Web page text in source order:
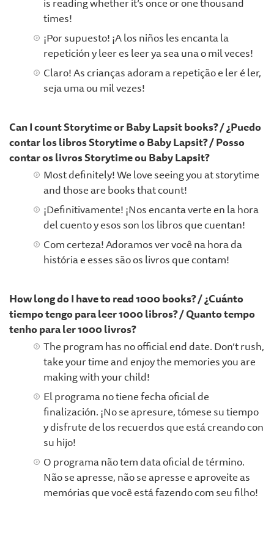
times!
¡Por supuesto! ¡A los niños les encanta la
repetición y leer es leer ya sea una o mil veces!
Claro! As crianças adoram a repetição e ler é ler,
seja uma ou mil vezes!
Can I count Storytime or Baby Lapsit books? / ¿Puedo
contar los libros Storytime o Baby Lapsit? / Posso
contar os livros Storytime ou Baby Lapsit?
Most definitely! We love seeing you at storytime
and those are books that count!
¡Definitivamente! ¡Nos encanta verte en la hora
del cuento y esos son los libros que cuentan!
Com certeza! Adoramos ver você na hora da
história e esses são os livros que contam!
How long do I have to read 1000 books? / ¿Cuánto
tiempo tengo para leer 1000 libros? / Quanto tempo
tenho para ler 1000 livros?
The program has no official end date. Don’t rush,
take your time and enjoy the memories you are
making with your child!
El programa no tiene fecha oficial de
finalización. ¡No se apresure, tómese su tiempo
y disfrute de los recuerdos que está creando con
su hijo!
O programa não tem data oficial de término.
Não se apresse, não se apresse e aproveite as
memórias que você está fazendo com seu filho!